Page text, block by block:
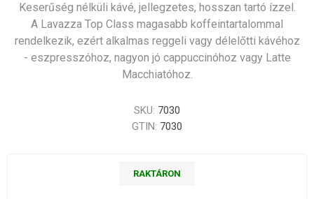
Keserűség nélküli kávé, jellegzetes, hosszan tartó ízzel.
A Lavazza Top Class magasabb koffeintartalommal
rendelkezik, ezért alkalmas reggeli vagy délelőtti kávéhoz
- eszpresszóhoz, nagyon jó cappuccinóhoz vagy Latte
Macchiatóhoz.
SKU: 7030
GTIN: 7030
RAKTÁRON